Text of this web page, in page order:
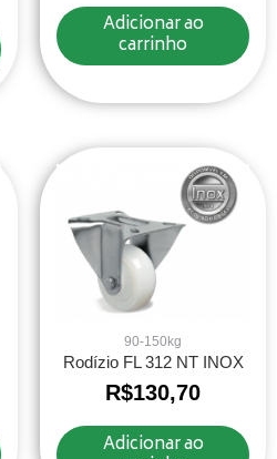
Adicionar ao
carrinho
90-150kg
Rodízio FL 312 NT INOX
R$130,70
Adicionar ao